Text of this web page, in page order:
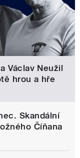
Václav Neužil
hrou a hře
Skandální
Číňana